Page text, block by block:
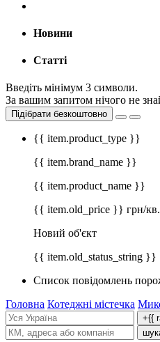
Новини
Статті
Введіть мінімум 3 символи.
За вашим запитом нічого не
Підібрати безкоштовно
{{ item.product_type }}
{{ item.brand_name }}
{{ item.product_name }}
{{ item.old_price }} грн/
Новий об'єкт
{{ item.old_status_string }}
Список повідомлень
Головна Котеджні містечка
+{{